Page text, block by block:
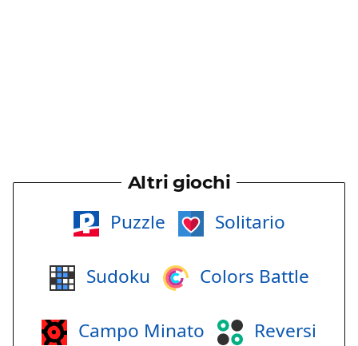
Altri giochi
Puzzle Solitario
Sudoku Colors Battle
Campo Minato Reversi